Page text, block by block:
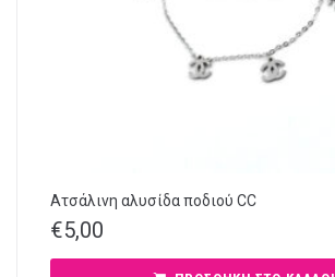
Ατσάλινη αλυσίδα ποδιού CC
€5,00